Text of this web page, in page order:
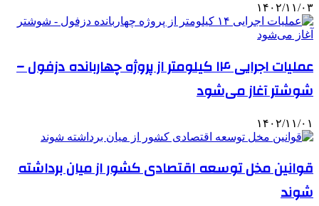
۱۴۰۲/۱۱/۰۳
عملیات اجرایی ۱۴ کیلومتر از پروژه چهاربانده دزفول –
شوشتر آغاز می‌شود
۱۴۰۲/۱۱/۰۱
قوانین مخل توسعه اقتصادی کشور از میان برداشته
شوند